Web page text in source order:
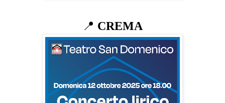
📍 CREMA